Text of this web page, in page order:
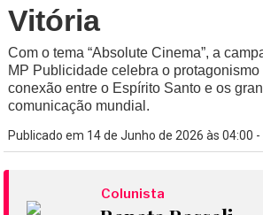
Vitória
Com o tema “Absolute Cinema”, a
MP Publicidade celebra o
conexão entre o Espírito Santo e os
comunicação mundial.
Publicado em 14 de Junho de 2026 às 04:00
Colunista